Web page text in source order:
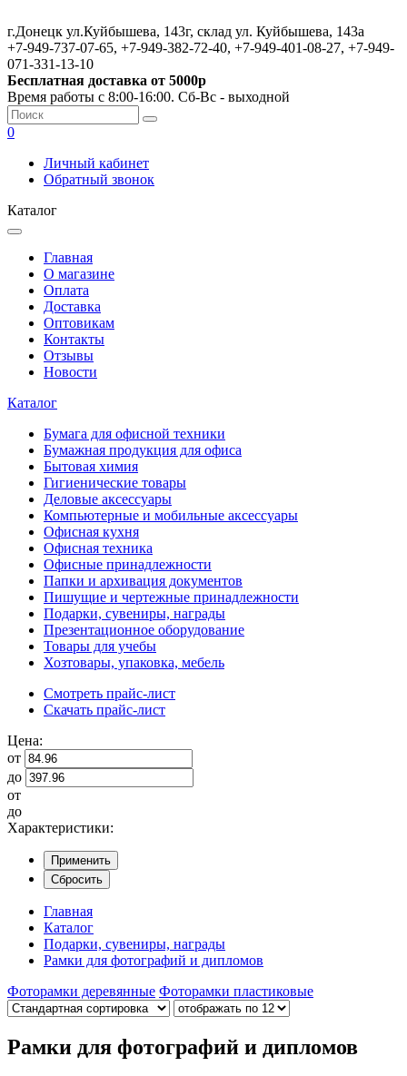
г.Донецк ул.Куйбышева, 143г, склад ул. Куйбышева, 143а
+7-949-737-07-65, +7-949-382-72-40, +7-949-401-08-27, +7-949-
071-331-13-10
Бесплатная доставка от 5000р
Время работы с 8:00-16:00. Сб-Вс - выходной
0
Личный кабинет
Обратный звонок
Каталог
Главная
О магазине
Оплата
Доставка
Оптовикам
Контакты
Отзывы
Новости
Каталог
Бумага для офисной техники
Бумажная продукция для офиса
Бытовая химия
Гигиенические товары
Деловые аксессуары
Компьютерные и мобильные аксессуары
Офисная кухня
Офисная техника
Офисные принадлежности
Папки и архивация документов
Пишущие и чертежные принадлежности
Подарки, сувениры, награды
Презентационное оборудование
Товары для учебы
Хозтовары, упаковка, мебель
Смотреть прайс-лист
Скачать прайс-лист
Цена:
от
до
от
до
Характеристики:
Применить
Сбросить
Главная
Каталог
Подарки, сувениры, награды
Рамки для фотографий и дипломов
Фоторамки деревянные Фоторамки пластиковые
Рамки для фотографий и дипломов